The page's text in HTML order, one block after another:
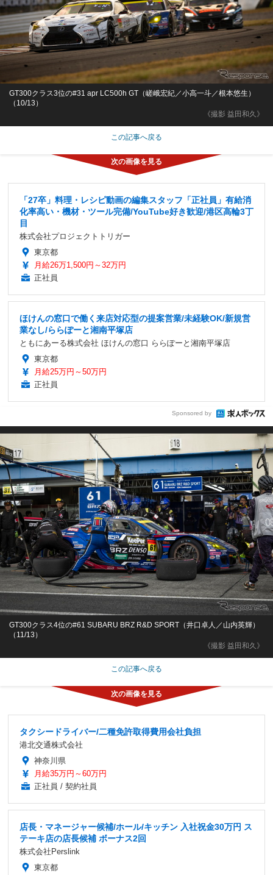
《撮影 益田和久》
GT300クラス3位の#31 apr LC500h GT（嵯峨宏紀／小高一斗／根本悠生）
（10/13）
この記事へ戻る
「27卒」料理・レシピ動画の編集スタッフ「正社員」有給消
化率高い・機材・ツール完備/YouTube好き歓迎/港区高輪3丁
目
株式会社プロジェクトトリガー
東京都
月給26万1,500円～32万円
正社員
ほけんの窓口で働く来店対応型の提案営業/未経験OK/新規営
業なし/ららぽーと湘南平塚店
ともにあーる株式会社 ほけんの窓口 ららぽーと湘南平塚店
東京都
月給25万円～50万円
正社員
Sponsored by
《撮影 益田和久》
GT300クラス4位の#61 SUBARU BRZ R&D SPORT（井口卓人／山内英輝）
（11/13）
この記事へ戻る
タクシードライバー/二種免許取得費用会社負担
港北交通株式会社
神奈川県
月給35万円～60万円
正社員 / 契約社員
店長・マネージャー候補/ホール/キッチン 入社祝金30万円 ス
テーキ店の店長候補 ボーナス2回
株式会社Perslink
東京都